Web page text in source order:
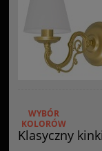
Klasyczny
WYBÓR
KOLORÓW